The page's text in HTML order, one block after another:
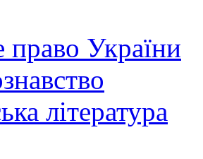
право України
література